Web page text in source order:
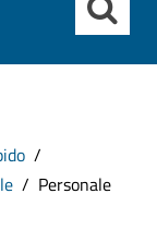
Personale